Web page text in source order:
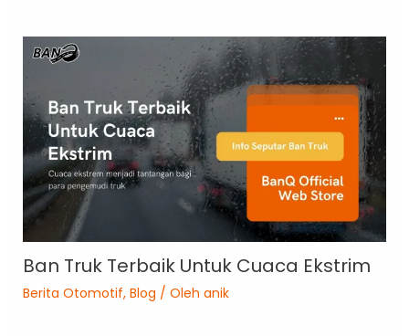
Ban Truk Terbaik Untuk Cuaca Ekstrim
Berita Otomotif, Blog / Oleh anik